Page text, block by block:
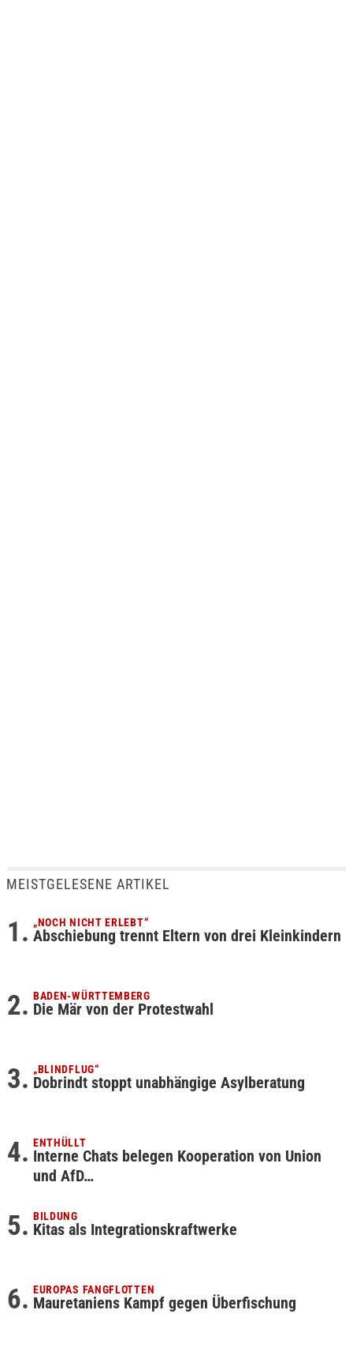
MEISTGELESENE ARTIKEL
„NOCH NICHT ERLEBT“
Abschiebung trennt Eltern von drei Kleinkindern
BADEN-WÜRTTEMBERG
Die Mär von der Protestwahl
„BLINDFLUG“
Dobrindt stoppt unabhängige Asylberatung
ENTHÜLLT
Interne Chats belegen Kooperation von Union
und AfD…
BILDUNG
Kitas als Integrationskraftwerke
EUROPAS FANGFLOTTEN
Mauretaniens Kampf gegen Überfischung